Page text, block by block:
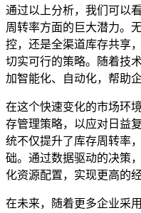
通过以上分析，我们可以
周转率方面的巨大潜力。
控，还是全渠道库存共享
切实可行的策略。随着技
加智能化、自动化，帮助
在这个快速变化的市场环
存管理策略，以应对日益
统不仅提升了库存周转率
础。通过数据驱动的决策
化资源配置，实现更高的经
在未来，随着更多企业采